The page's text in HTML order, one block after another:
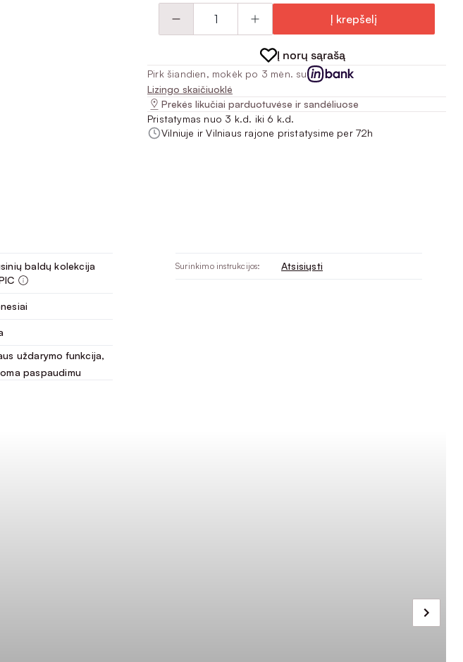
Į krepšelį
Į norų sąrašą
Pirk šiandien, mokėk po 3 mėn. su
Lizingo skaičiuoklė
Prekės likučiai parduotuvėse ir sandėliuose
Pristatymas nuo 3 k.d. iki 6 k.d.
Vilniuje ir Vilniaus rajone pristatysime per 72h
baldų kolekcija
uždarymo funkcija,
paspaudimu
Surinkimo instrukcijos: Atsisiųsti